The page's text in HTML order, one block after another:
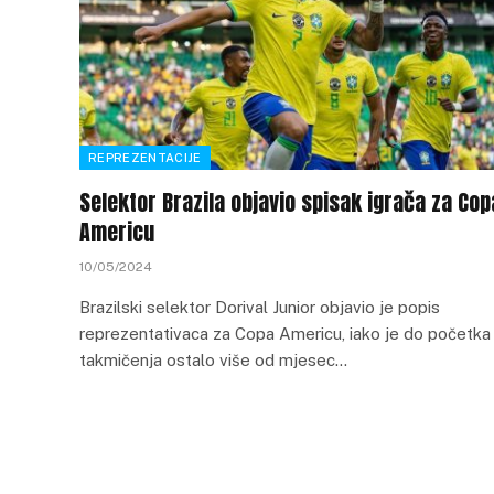
REPREZENTACIJE
Selektor Brazila objavio spisak igrača za
Americu
10/05/2024
Brazilski selektor Dorival Junior objavio je popis
reprezentativaca za Copa Americu, iako je do početka
takmičenja ostalo više od mjesec…